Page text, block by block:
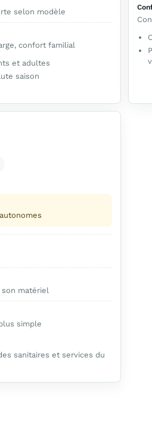
selon modèle
confort familial
et adultes
saison
matériel
simple
sanitaires et services du